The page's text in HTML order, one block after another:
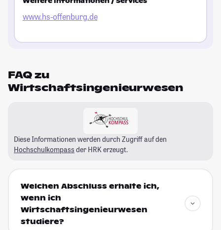
www.hs-offenburg.de
FAQ zu
Wirtschaftsingenieurwesen
Diese Informationen werden durch Zugriff auf den
Hochschulkompass der HRK erzeugt.
Welchen Abschluss erhalte ich,
wenn ich
Wirtschaftsingenieurwesen
studiere?